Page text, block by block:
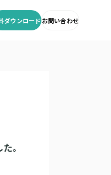
ダウンロードお問い合わせ
。